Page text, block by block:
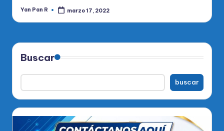
Publicado
Yan Pan R marzo 17, 2022
Buscar
buscar